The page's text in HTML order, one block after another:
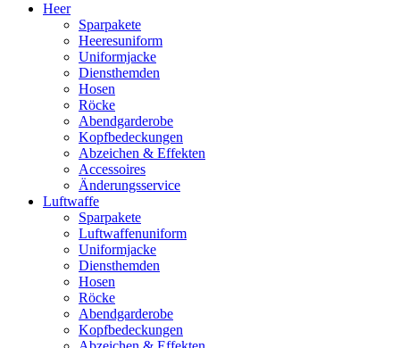
Heer
Sparpakete
Heeresuniform
Uniformjacke
Diensthemden
Hosen
Röcke
Abendgarderobe
Kopfbedeckungen
Abzeichen & Effekten
Accessoires
Änderungsservice
Luftwaffe
Sparpakete
Luftwaffenuniform
Uniformjacke
Diensthemden
Hosen
Röcke
Abendgarderobe
Kopfbedeckungen